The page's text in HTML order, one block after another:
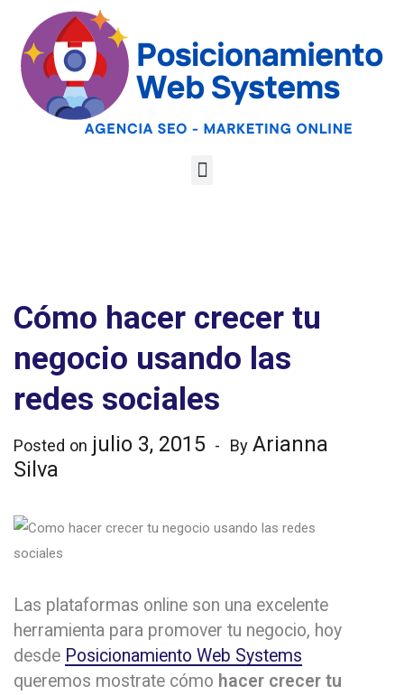
Cómo hacer crecer tu
negocio usando las
redes sociales
Posted on julio 3, 2015 By Arianna
Silva
Las plataformas online son una excelente
herramienta para promover tu negocio, hoy
desde Posicionamiento Web Systems
queremos mostrate cómo hacer crecer tu
Optimiza tu web
para las AI
Google
Overviews y los
LLMs
Analiza tu web gratis